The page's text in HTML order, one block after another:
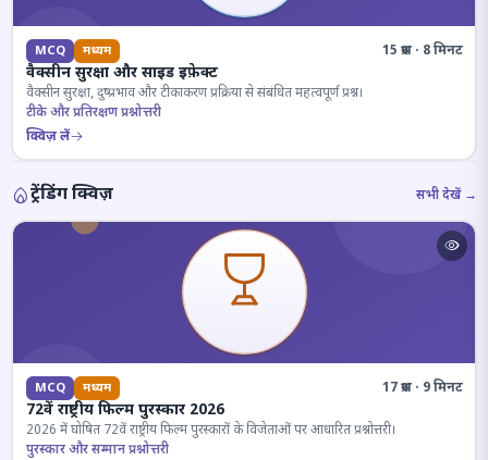
MCQ मध्यम 15 प्रश्न · 8 मिनट
वैक्सीन सुरक्षा और साइड इफ़ेक्ट
वैक्सीन सुरक्षा, दुष्प्रभाव और टीकाकरण प्रक्रिया से संबंधित महत्वपूर्ण प्रश्न।
टीके और प्रतिरक्षण प्रश्नोत्तरी
क्विज़ लें
ट्रेंडिंग क्विज़ सभी देखें →
MCQ मध्यम 17 प्रश्न · 9 मिनट
72वें राष्ट्रीय फिल्म पुरस्कार 2026
2026 में घोषित 72वें राष्ट्रीय फिल्म पुरस्कारों के विजेताओं पर आधारित प्रश्नोत्तरी।
पुरस्कार और सम्मान प्रश्नोत्तरी